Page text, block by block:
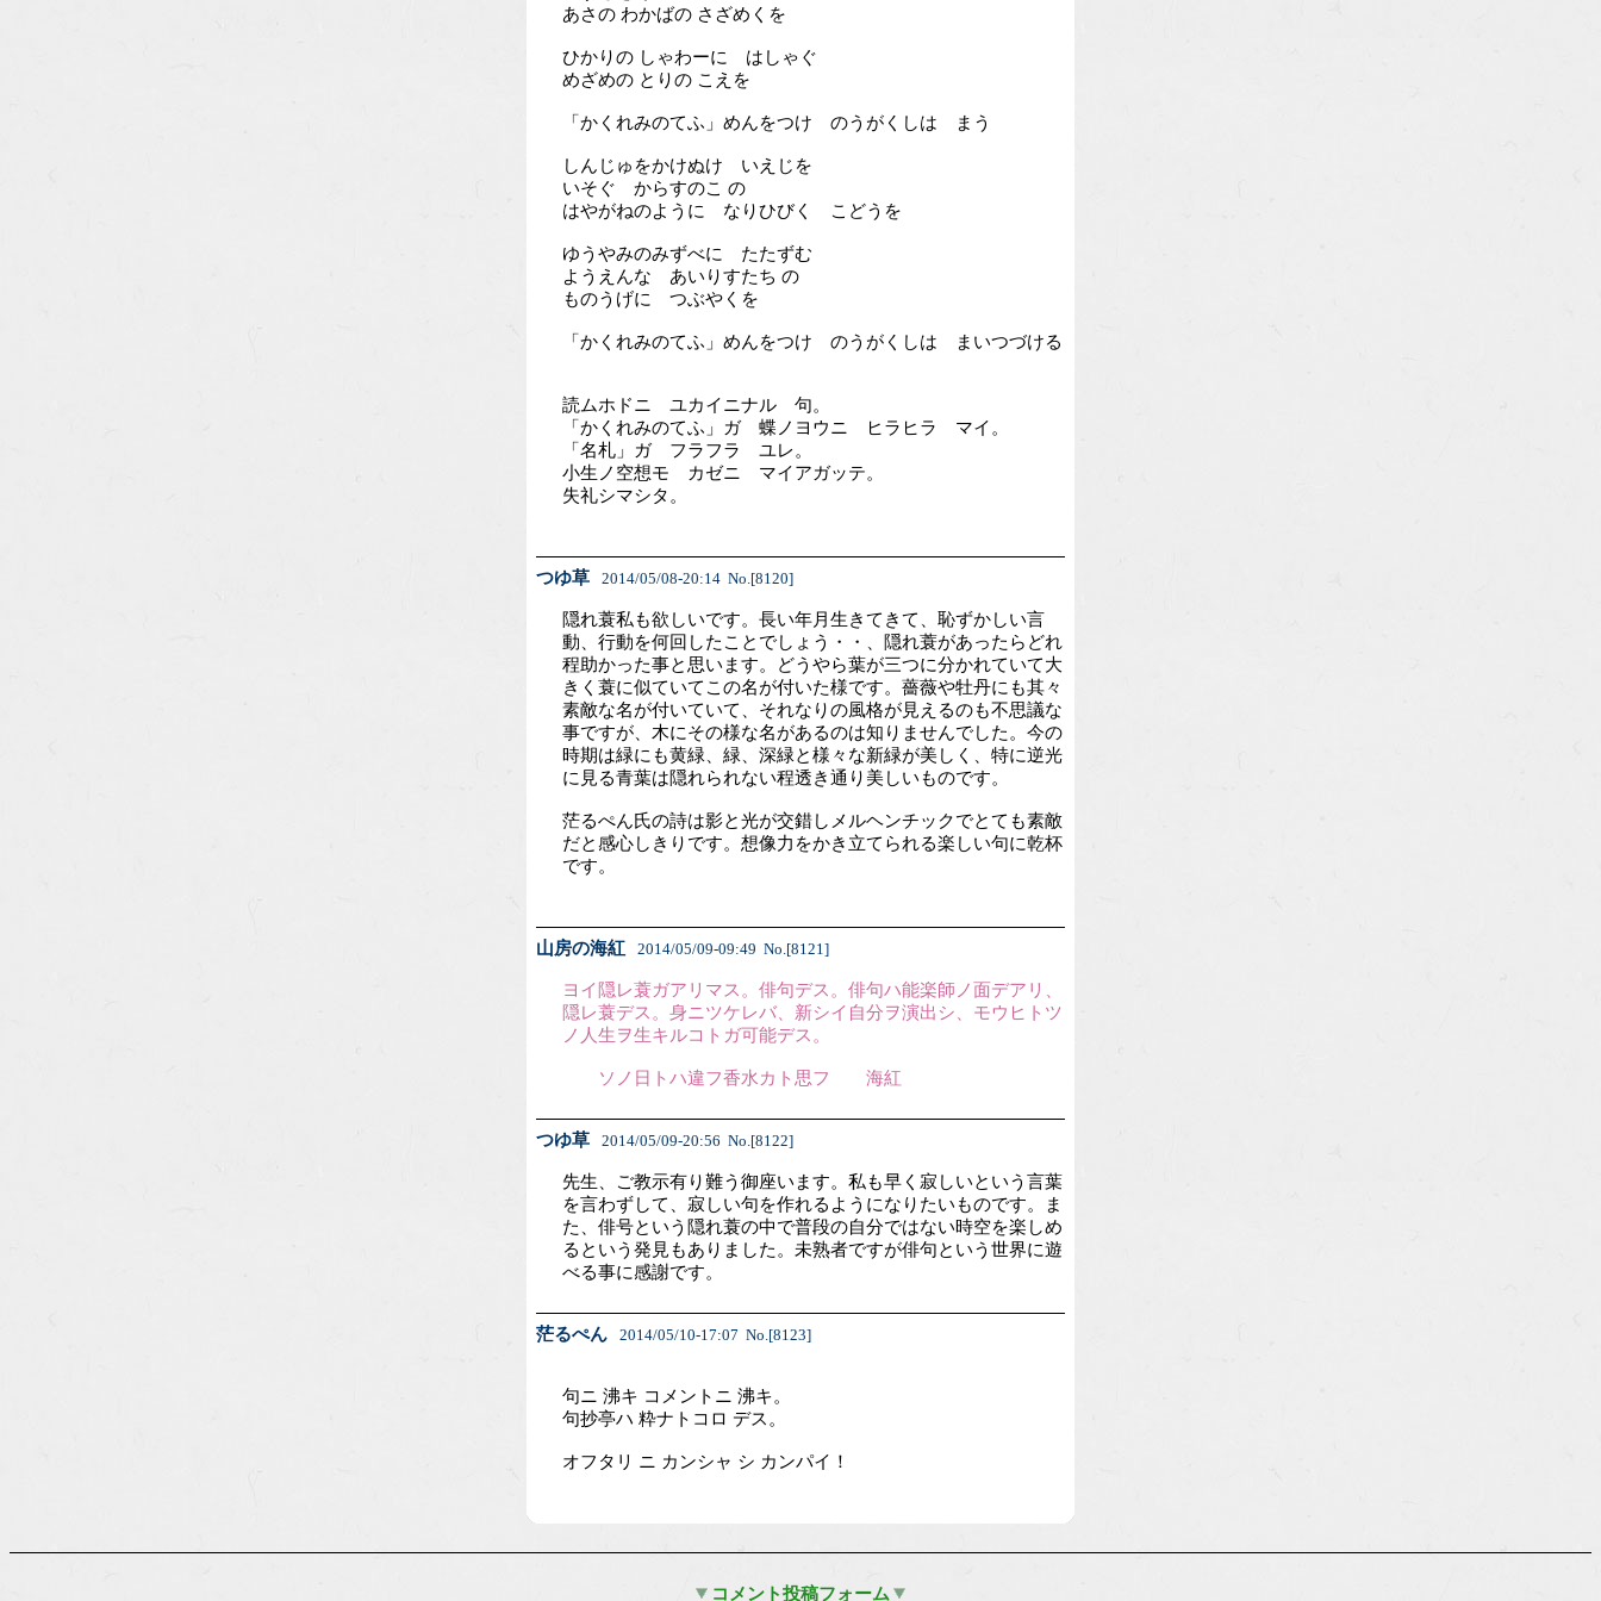
あさの わかばの さざめくを
ひかりの しゃわーに はしゃぐ
めざめの とりの こえを
「かくれみのてふ」めんをつけ のうがくしは まう
しんじゅをかけぬけ いえじを
いそぐ からすのこ の
はやがねのように なりひびく こどうを
ゆうやみのみずべに たたずむ
ようえんな あいりすたち の
ものうげに つぶやくを
「かくれみのてふ」めんをつけ のうがくしは まいつづける
読ムホドニ ユカイニナル 句。
「かくれみのてふ」ガ 蝶ノヨウニ ヒラヒラ マイ。
「名札」ガ フラフラ ユレ。
小生ノ空想モ カゼニ マイアガッテ。
失礼シマシタ。
つゆ草 2014/05/08-20:14 No.[8120]
隠れ蓑私も欲しいです。長い年月生きてきて、恥ずかしい言
動、行動を何回したことでしょう・・、隠れ蓑があったらどれ
程助かった事と思います。どうやら葉が三つに分かれていて大
きく蓑に似ていてこの名が付いた様です。薔薇や牡丹にも其々
素敵な名が付いていて、それなりの風格が見えるのも不思議な
事ですが、木にその様な名があるのは知りませんでした。今の
時期は緑にも黄緑、緑、深緑と様々な新緑が美しく、特に逆光
に見る青葉は隠れられない程透き通り美しいものです。
茫るぺん氏の詩は影と光が交錯しメルヘンチックでとても素敵
だと感心しきりです。想像力をかき立てられる楽しい句に乾杯
です。
山房の海紅 2014/05/09-09:49 No.[8121]
ヨイ隠レ蓑ガアリマス。俳句デス。俳句ハ能楽師ノ面デアリ、
隠レ蓑デス。身ニツケレバ、新シイ自分ヲ演出シ、モウヒトツ
ノ人生ヲ生キルコトガ可能デス。
ソノ日トハ違フ香水カト思フ 海紅
つゆ草 2014/05/09-20:56 No.[8122]
先生、ご教示有り難う御座います。私も早く寂しいという言葉
を言わずして、寂しい句を作れるようになりたいものです。ま
た、俳号という隠れ蓑の中で普段の自分ではない時空を楽しめ
るという発見もありました。未熟者ですが俳句という世界に遊
べる事に感謝です。
茫るぺん 2014/05/10-17:07 No.[8123]
句ニ 沸キ コメントニ 沸キ。
句抄亭ハ 粋ナトコロ デス。
オフタリ ニ カンシャ シ カンパイ！
コメント投稿フォーム